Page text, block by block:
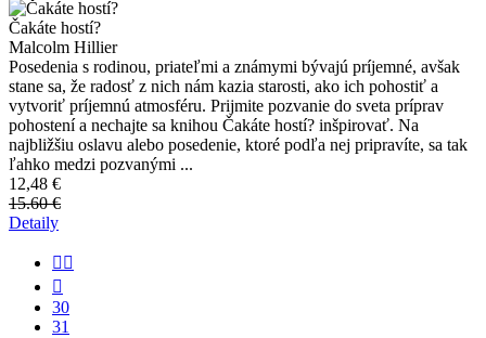
Čakáte hostí?
Malcolm Hillier
Posedenia s rodinou, priateľmi a známymi bývajú príjemné, avšak
stane sa, že radosť z nich nám kazia starosti, ako ich pohostiť a
vytvoriť príjemnú atmosféru. Prijmite pozvanie do sveta príprav
pohostení a nechajte sa knihou Čakáte hostí? inšpirovať. Na
najbližšiu oslavu alebo posedenie, ktoré podľa nej pripravíte, sa tak
ľahko medzi pozvanými ...
12,48 €
15.60 €
Detaily


30
31